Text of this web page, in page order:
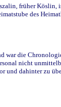
früher
des
die
nicht
dahinter zu